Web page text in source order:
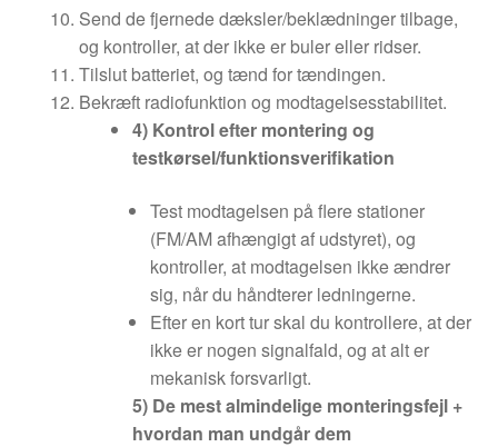
Send de fjernede dæksler/beklædninger tilbage,
og kontroller, at der ikke er buler eller ridser.
Tilslut batteriet, og tænd for tændingen.
Bekræft radiofunktion og modtagelsesstabilitet.
4) Kontrol efter montering og
testkørsel/funktionsverifikation
Test modtagelsen på flere stationer
(FM/AM afhængigt af udstyret), og
kontroller, at modtagelsen ikke ændrer
sig, når du håndterer ledningerne.
Efter en kort tur skal du kontrollere, at der
ikke er nogen signalfald, og at alt er
mekanisk forsvarligt.
5) De mest almindelige monteringsfejl +
hvordan man undgår dem